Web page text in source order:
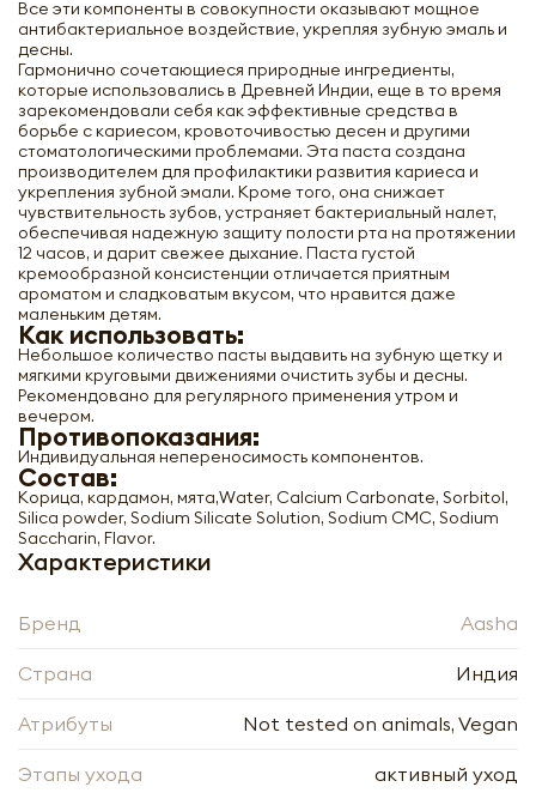
Все эти компоненты в совокупности оказывают мощное
антибактериальное воздействие, укрепляя зубную эмаль и
десны.
Гармонично сочетающиеся природные ингредиенты,
которые использовались в Древней Индии, еще в то время
зарекомендовали себя как эффективные средства в
борьбе с кариесом, кровоточивостью десен и другими
стоматологическими проблемами. Эта паста создана
производителем для профилактики развития кариеса и
укрепления зубной эмали. Кроме того, она снижает
чувствительность зубов, устраняет бактериальный налет,
обеспечивая надежную защиту полости рта на протяжении
12 часов, и дарит свежее дыхание. Паста густой
кремообразной консистенции отличается приятным
ароматом и сладковатым вкусом, что нравится даже
маленьким детям.
Как использовать:
Небольшое количество пасты выдавить на зубную щетку и
мягкими круговыми движениями очистить зубы и десны.
Рекомендовано для регулярного применения утром и
вечером.
Противопоказания:
Индивидуальная непереносимость компонентов.
Состав:
Корица, кардамон, мята,Water, Сalcium Carbonate, Sorbitol,
Silica powder, Sodium Silicate Solution, Sodium CMC, Sodium
Saccharin, Flavor.
Характеристики
Бренд Aasha
Страна Индия
Атрибуты Not tested on animals, Vegan
Этапы ухода активный уход
Зубная паста Корица и кардамон